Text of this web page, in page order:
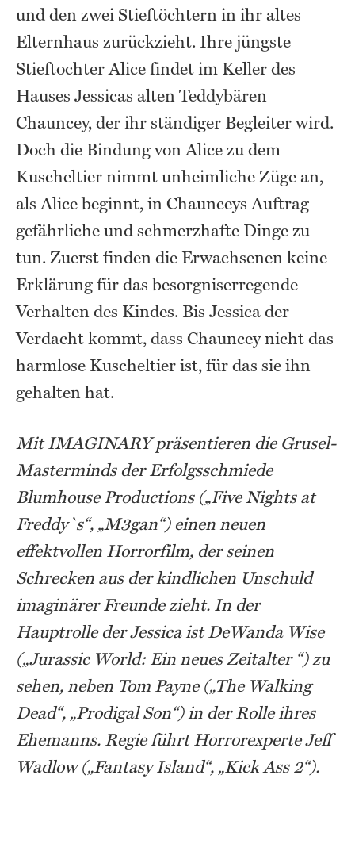
und den zwei Stieftöchtern in ihr altes
Elternhaus zurückzieht. Ihre jüngste
Stieftochter Alice findet im Keller des
Hauses Jessicas alten Teddybären
Chauncey, der ihr ständiger Begleiter wird.
Doch die Bindung von Alice zu dem
Kuscheltier nimmt unheimliche Züge an,
als Alice beginnt, in Chaunceys Auftrag
gefährliche und schmerzhafte Dinge zu
tun. Zuerst finden die Erwachsenen keine
Erklärung für das besorgniserregende
Verhalten des Kindes. Bis Jessica der
Verdacht kommt, dass Chauncey nicht das
harmlose Kuscheltier ist, für das sie ihn
gehalten hat.
Mit IMAGINARY präsentieren die Grusel-
Masterminds der Erfolgsschmiede
Blumhouse Productions („Five Nights at
Freddy`s“, „M3gan“) einen neuen
effektvollen Horrorfilm, der seinen
Schrecken aus der kindlichen Unschuld
imaginärer Freunde zieht. In der
Hauptrolle der Jessica ist DeWanda Wise
(„Jurassic World: Ein neues Zeitalter “) zu
sehen, neben Tom Payne („The Walking
Dead“, „Prodigal Son“) in der Rolle ihres
Ehemanns. Regie führt Horrorexperte Jeff
Wadlow („Fantasy Island“, „Kick Ass 2“).